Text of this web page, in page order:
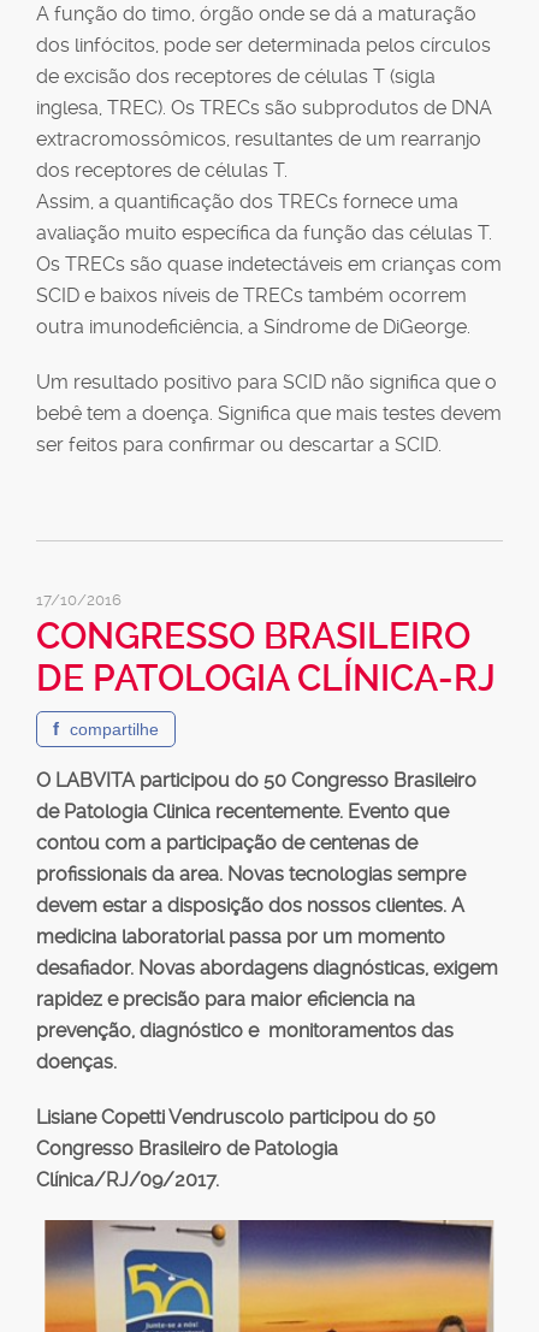
A função do timo, órgão onde se dá a maturação
dos linfócitos, pode ser determinada pelos círculos
de excisão dos receptores de células T (sigla
inglesa, TREC). Os TRECs são subprodutos de DNA
extracromossômicos, resultantes de um rearranjo
dos receptores de células T.
Assim, a quantificação dos TRECs fornece uma
avaliação muito específica da função das células T.
Os TRECs são quase indetectáveis em crianças com
SCID e baixos níveis de TRECs também ocorrem
outra imunodeficiência, a Síndrome de DiGeorge.
Um resultado positivo para SCID não significa que o
bebê tem a doença. Significa que mais testes devem
ser feitos para confirmar ou descartar a SCID.
17/10/2016
CONGRESSO BRASILEIRO
DE PATOLOGIA CLÍNICA-RJ
f compartilhe
O LABVITA participou do 50 Congresso Brasileiro
de Patologia Clinica recentemente. Evento que
contou com a participação de centenas de
profissionais da area. Novas tecnologias sempre
devem estar a disposição dos nossos clientes. A
medicina laboratorial passa por um momento
desafiador. Novas abordagens diagnósticas, exigem
rapidez e precisão para maior eficiencia na
prevenção, diagnóstico e monitoramentos das
doenças.
Lisiane Copetti Vendruscolo participou do 50
Congresso Brasileiro de Patologia
Clínica/RJ/09/2017.